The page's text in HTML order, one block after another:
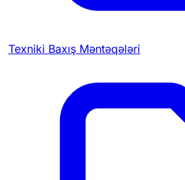
Texniki Baxış Məntəqələri